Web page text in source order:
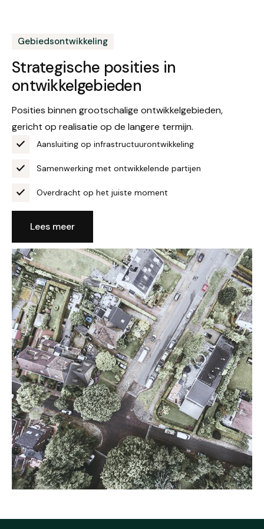
Gebiedsontwikkeling
Strategische posities in
ontwikkelgebieden
Posities binnen grootschalige ontwikkelgebieden,
gericht op realisatie op de langere termijn.
Aansluiting op infrastructuurontwikkeling
Samenwerking met ontwikkelende partijen
Overdracht op het juiste moment
Lees meer